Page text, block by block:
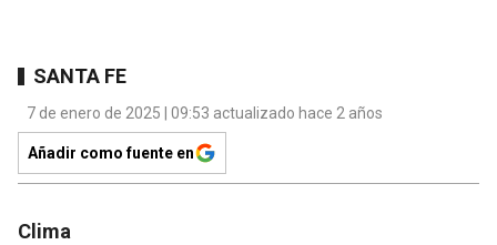
SANTA FE
7 de enero de 2025 | 09:53 actualizado hace 2 años
Añadir como fuente en
Clima